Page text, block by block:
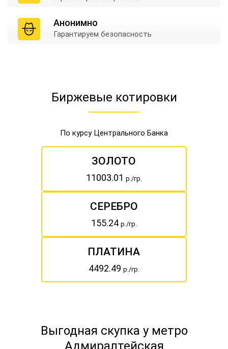
Анонимно
Гарантируем безопасность
Биржевые котировки
По курсу Центрального Банка
ЗОЛОТО
11003.01 р./гр.
СЕРЕБРО
155.24 р./гр.
ПЛАТИНА
4492.49 р./гр.
Выгодная скупка у метро
Адмиралтейская